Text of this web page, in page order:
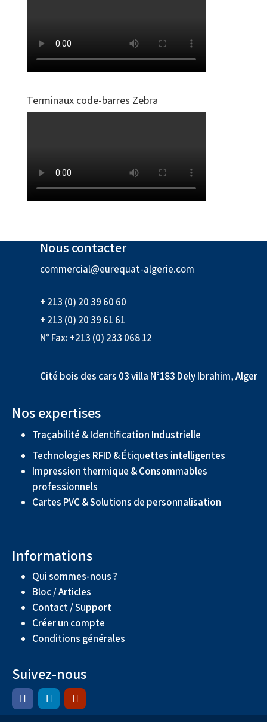
Terminaux code-barres Zebra
Nous contacter
commercial@eurequat-algerie.com
+ 213 (0) 20 39 60 60
+ 213 (0) 20 39 61 61
N° Fax: +213 (0) 233 068 12
Cité bois des cars 03 villa N°183 Dely Ibrahim, Alger
Nos expertises
Traçabilité & Identification Industrielle
Technologies RFID & Étiquettes intelligentes
Impression thermique & Consommables
professionnels
Cartes PVC & Solutions de personnalisation
Informations
Qui sommes-nous ?
Bloc / Articles
Contact / Support
Créer un compte
Conditions générales
Suivez-nous